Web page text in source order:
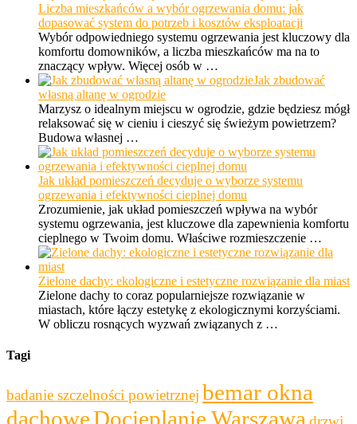
Liczba mieszkańców a wybór ogrzewania domu: jak
dopasować system do potrzeb i kosztów eksploatacji
Wybór odpowiedniego systemu ogrzewania jest kluczowy dla
komfortu domowników, a liczba mieszkańców ma na to
znaczący wpływ. Więcej osób w …
Jak zbudować
własną altanę w ogrodzie
Marzysz o idealnym miejscu w ogrodzie, gdzie będziesz mógł
relaksować się w cieniu i cieszyć się świeżym powietrzem?
Budowa własnej …
Jak układ pomieszczeń decyduje o wyborze systemu
ogrzewania i efektywności cieplnej domu
Zrozumienie, jak układ pomieszczeń wpływa na wybór
systemu ogrzewania, jest kluczowe dla zapewnienia komfortu
cieplnego w Twoim domu. Właściwe rozmieszczenie …
Zielone dachy: ekologiczne i estetyczne rozwiązanie dla miast
Zielone dachy to coraz popularniejsze rozwiązanie w
miastach, które łączy estetykę z ekologicznymi korzyściami.
W obliczu rosnących wyzwań związanych z …
Tagi
badanie szczelności powietrznej bemar okna
dachoweDocieplanie Warszawa